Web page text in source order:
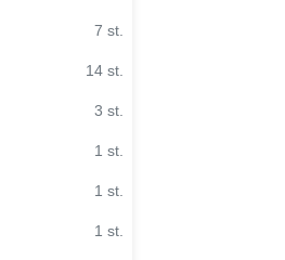
7 st.
14 st.
3 st.
1 st.
1 st.
1 st.